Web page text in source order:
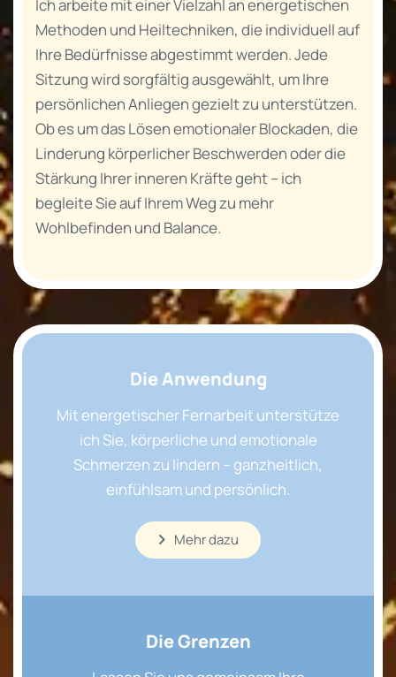
Ich arbeite mit einer Vielzahl an energetischen
Methoden und Heiltechniken, die individuell auf
Ihre Bedürfnisse abgestimmt werden. Jede
Sitzung wird sorgfältig ausgewählt, um Ihre
persönlichen Anliegen gezielt zu unterstützen.
Ob es um das Lösen emotionaler Blockaden, die
Linderung körperlicher Beschwerden oder die
Stärkung Ihrer inneren Kräfte geht – ich
begleite Sie auf Ihrem Weg zu mehr
Wohlbefinden und Balance.
Die Anwendung
Mit energetischer Fernarbeit unterstütze
ich Sie, körperliche und emotionale
Schmerzen zu lindern – ganzheitlich,
einfühlsam und persönlich.
Mehr dazu
Die Grenzen